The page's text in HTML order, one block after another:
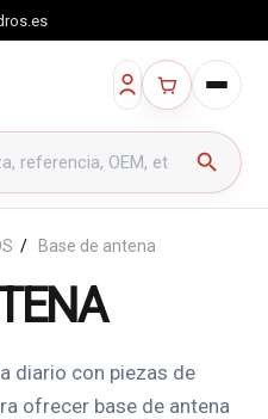
search
Base de antena
diario con piezas de
ofrecer base de antena